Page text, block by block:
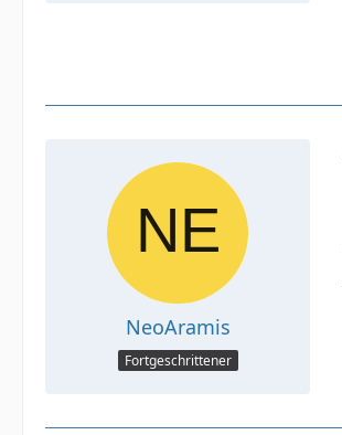
NeoAramis
Fortgeschrittener